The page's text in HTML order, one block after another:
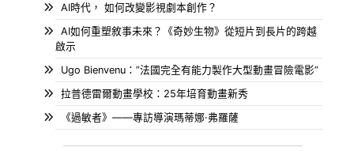
AI時代， 如何改變影視劇本創作？
AI如何重塑敘事未來？《奇妙生物》從短片到長片的跨越
啟示
Ugo Bienvenu：”法國完全有能力製作大型動畫冒險電影”
拉普德雷爾動畫學校：25年培育動畫新秀
《過敏者》——專訪導演瑪蒂娜·弗羅薩